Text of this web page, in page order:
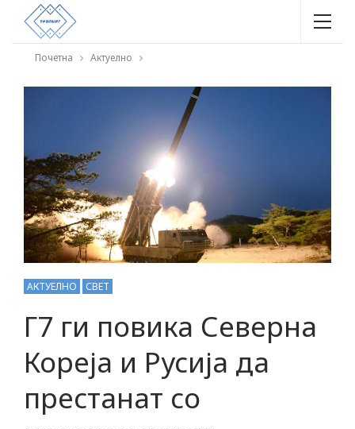
Почетна Актуелно
АКТУЕЛНО СВЕТ
Г7 ги повика Северна
Кореја и Русија да
престанат со